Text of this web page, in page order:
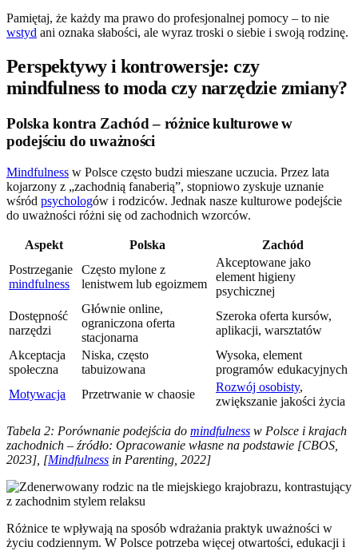
Pamiętaj, że każdy ma prawo do profesjonalnej pomocy – to nie
wstyd ani oznaka słabości, ale wyraz troski o siebie i swoją rodzinę.
Perspektywy i kontrowersje: czy
mindfulness to moda czy narzędzie zmiany?
Polska kontra Zachód – różnice kulturowe w
podejściu do uważności
Mindfulness w Polsce często budzi mieszane uczucia. Przez lata
kojarzony z „zachodnią fanaberią”, stopniowo zyskuje uznanie
wśród psychologów i rodziców. Jednak nasze kulturowe podejście
do uważności różni się od zachodnich wzorców.
Aspekt Polska
Zachód
Postrzeganie
mindfulness
Często mylone z
lenistwem lub egoizmem
Akceptowane jako
element higieny
psychicznej
Dostępność
narzędzi
Głównie online,
ograniczona oferta
stacjonarna
Szeroka oferta kursów,
aplikacji, warsztatów
Akceptacja
społeczna
Niska, często
tabuizowana
Wysoka, element
programów edukacyjnych
Motywacja
Przetrwanie w chaosie
Rozwój osobisty,
zwiększanie jakości życia
Tabela 2: Porównanie podejścia do mindfulness w Polsce i krajach
zachodnich – źródło: Opracowanie własne na podstawie [CBOS,
2023], [Mindfulness in Parenting, 2022]
Różnice te wpływają na sposób wdrażania praktyk uważności w
życiu codziennym. W Polsce potrzeba więcej otwartości, edukacji i